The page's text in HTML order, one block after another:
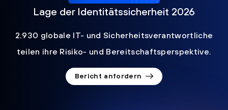
Lage der Identitätssicherheit 2026
2.930 globale IT- und Sicherheitsverantwortliche
teilen ihre Risiko- und Bereitschaftsperspektive.
Bericht anfordern